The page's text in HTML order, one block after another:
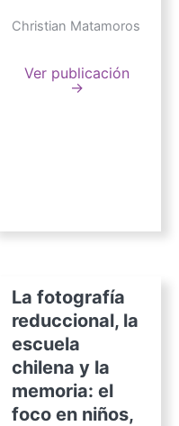
Christian Matamoros
Ver publicación
→
La fotografía
reduccional, la
escuela
chilena y la
memoria: el
foco en niños,